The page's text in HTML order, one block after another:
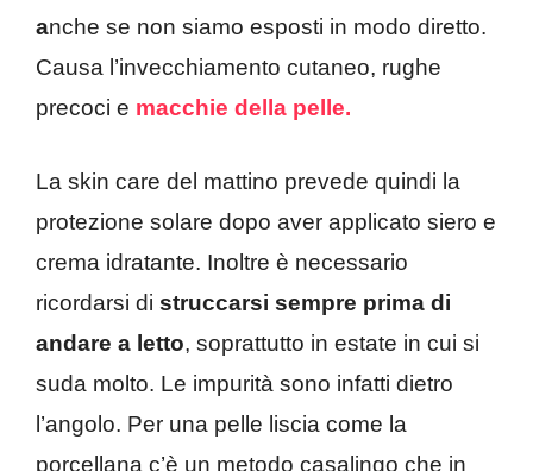
anche se non siamo esposti in modo diretto.
Causa l’invecchiamento cutaneo, rughe
precoci e macchie della pelle.
La skin care del mattino prevede quindi la
protezione solare dopo aver applicato siero e
crema idratante. Inoltre è necessario
ricordarsi di struccarsi sempre prima di
andare a letto, soprattutto in estate in cui si
suda molto. Le impurità sono infatti dietro
l’angolo. Per una pelle liscia come la
porcellana c’è un metodo casalingo che in